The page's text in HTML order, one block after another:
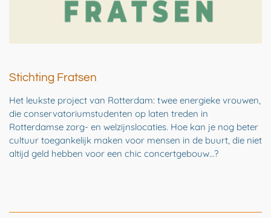
Stichting Fratsen
Het leukste project van Rotterdam: twee energieke vrouwen,
die conservatoriumstudenten op laten treden in
Rotterdamse zorg- en welzijnslocaties. Hoe kan je nog beter
cultuur toegankelijk maken voor mensen in de buurt, die niet
altijd geld hebben voor een chic concertgebouw…?